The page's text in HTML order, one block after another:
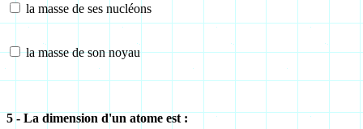
la masse de ses nucléons
la masse de son noyau
5 - La dimension d'un atome est :